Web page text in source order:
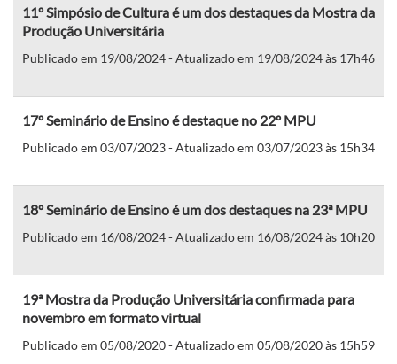
11º Simpósio de Cultura é um dos destaques da Mostra da
Produção Universitária
Publicado em 19/08/2024 - Atualizado em 19/08/2024 às 17h46
17º Seminário de Ensino é destaque no 22º MPU
Publicado em 03/07/2023 - Atualizado em 03/07/2023 às 15h34
18º Seminário de Ensino é um dos destaques na 23ª MPU
Publicado em 16/08/2024 - Atualizado em 16/08/2024 às 10h20
19ª Mostra da Produção Universitária confirmada para
novembro em formato virtual
Publicado em 05/08/2020 - Atualizado em 05/08/2020 às 15h59